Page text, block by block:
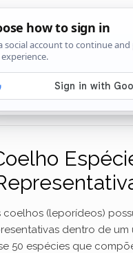
coelhos (leporídeos)
dentro de um
50 espécies que